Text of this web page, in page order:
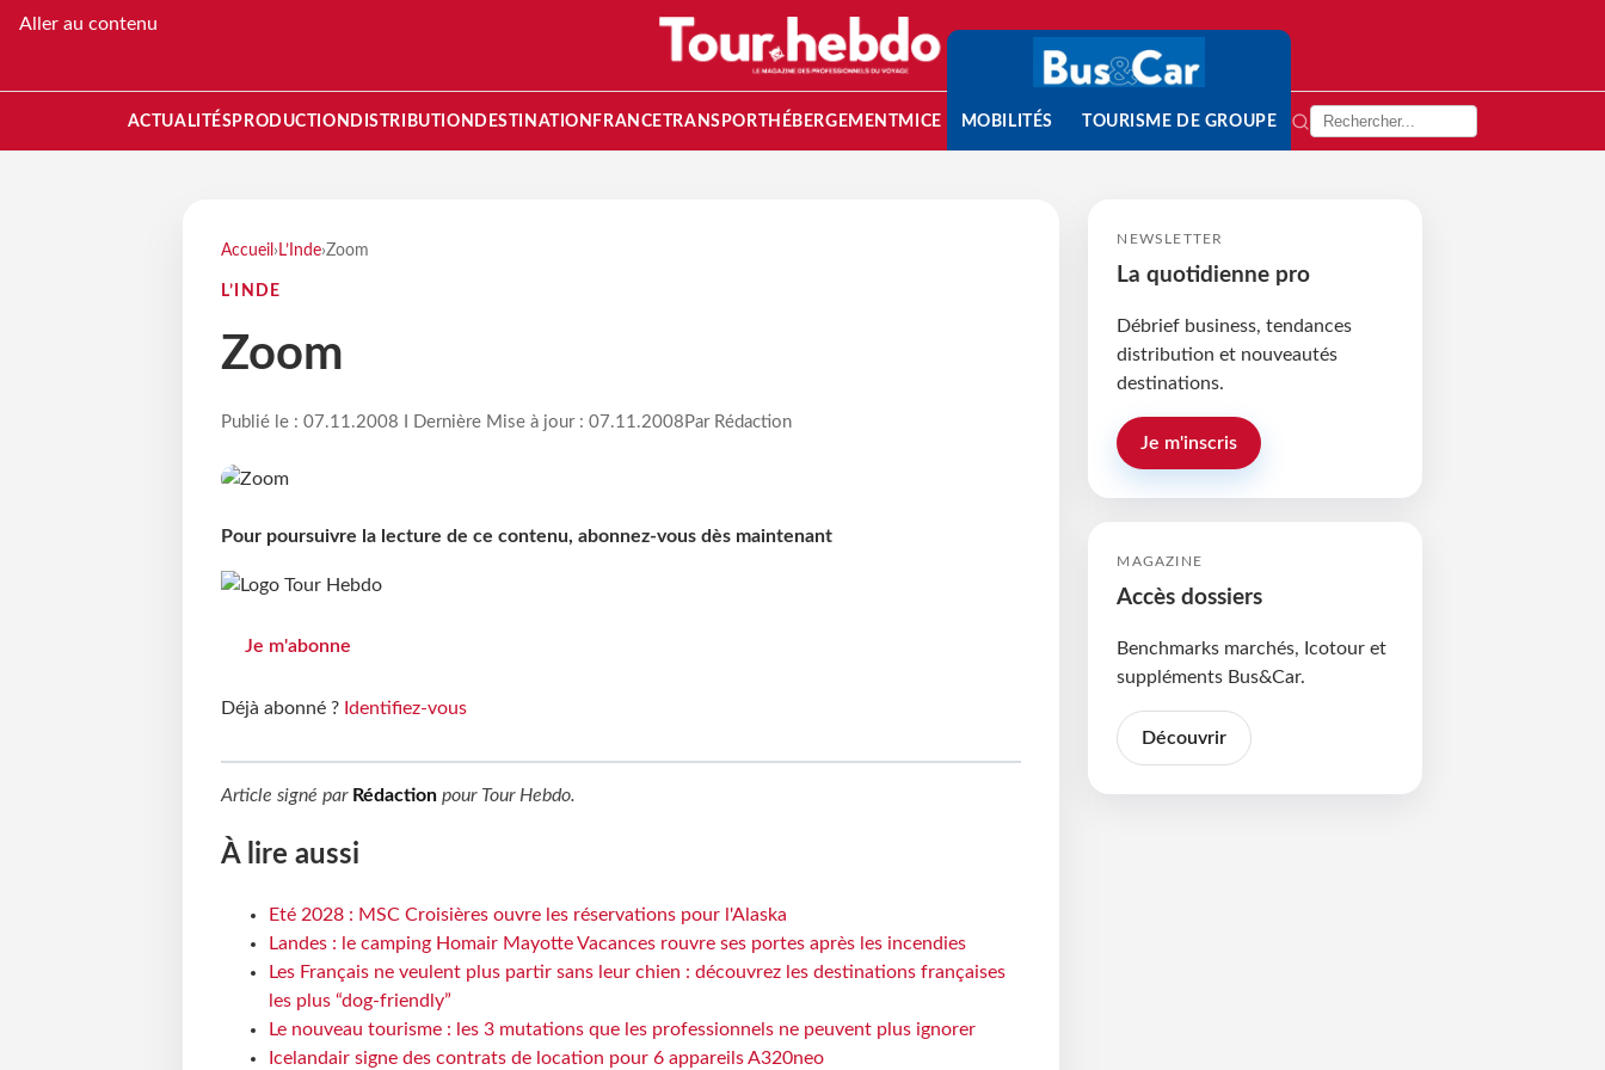
Aller au contenu
ACTUALITÉS PRODUCTION DISTRIBUTION DESTINATION FRANCETRANSPORT HÉBERGEMENTMICE MOBILITÉS TOURISME DE GROUPE
Accueil › L’Inde›Zoom
L’INDE
Zoom
Publié le : 07.11.2008 I Dernière Mise à jour : 07.11.2008 Par Rédaction
Pour poursuivre la lecture de ce contenu, abonnez-vous dès maintenant
Je m'abonne
Déjà abonné ? Identifiez-vous
Article signé par Rédactionpour Tour Hebdo.
À lire aussi
Eté 2028 : MSC Croisières ouvre les réservations pour l'Alaska
Landes : le camping Homair Mayotte Vacances rouvre ses portes après les incendies
Les Français ne veulent plus partir sans leur chien : découvrez les destinations françaises
les plus “dog-friendly”
Le nouveau tourisme : les 3 mutations que les professionnels ne peuvent plus ignorer
Icelandair signe des contrats de location pour 6 appareils A320neo
NEWSLETTER
La quotidienne pro
Débrief business, tendances
distribution et nouveautés
destinations.
Je m'inscris
MAGAZINE
Accès dossiers
Benchmarks marchés, Icotour et
suppléments Bus&Car.
Découvrir